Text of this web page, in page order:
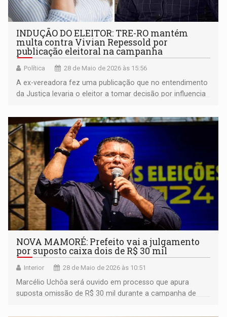
INDUÇÃO DO ELEITOR: TRE-RO mantém
multa contra Vivian Repessold por
publicação eleitoral na campanha
Política 28 de Maio de 2026 às 15:56
A ex-vereadora fez uma publicação que no entendimento
da Justiça levaria o eleitor a tomar decisão por influencia
NOVA MAMORÉ: Prefeito vai a julgamento
por suposto caixa dois de R$ 30 mil
Interior 28 de Maio de 2026 às 10:51
Marcélio Uchôa será ouvido em processo que apura
suposta omissão de R$ 30 mil durante a campanha de